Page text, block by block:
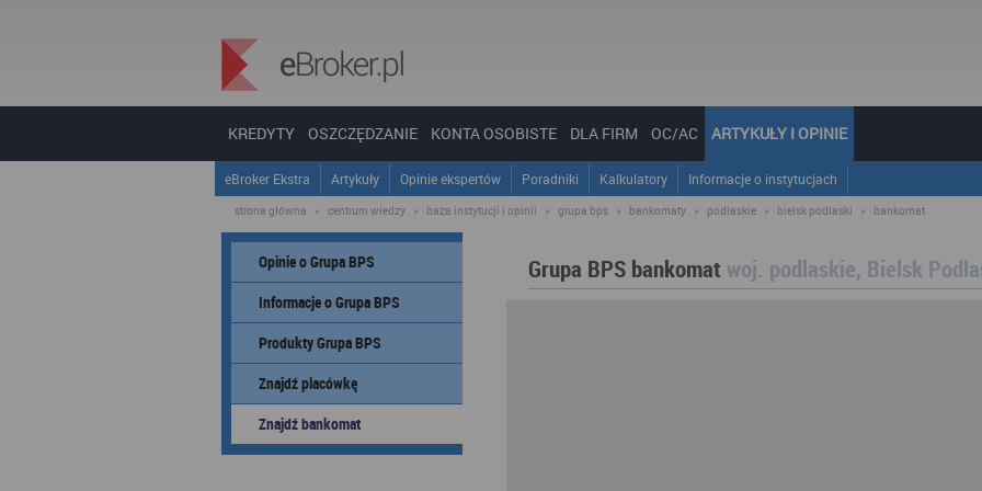
KREDYTY OSZCZĘDZANIE KONTA OSOBISTE DLA FIRM OC/AC ARTYKUŁY I OPINIE
eBroker Ekstra Artykuły Opinie ekspertów Poradniki Kalkulatory Informacje o instytucjach
strona główna » centrum wiedzy » baza instytucji i opinii » grupa bps » bankomaty » podlaskie » bielsk podlaski » bankomat
Opinie o Grupa BPS
Informacje o Grupa BPS
Produkty Grupa BPS
Znajdź placówkę
Znajdź bankomat
Grupa BPS bankomat woj. podlaskie, Bielsk